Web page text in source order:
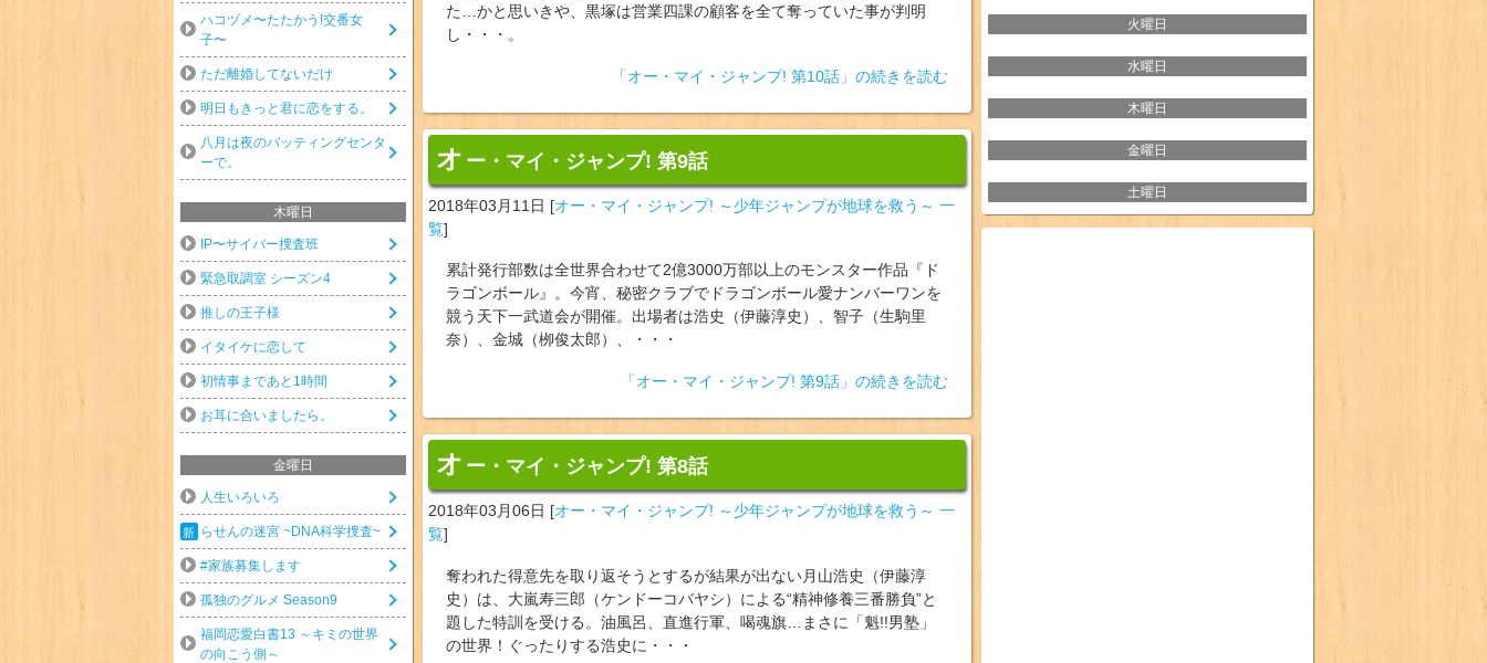
た…かと思いきや、黒塚は営業四課の顧客を全て奪っていた事が判明
し・・・。
「オー・マイ・ジャンプ! 第10話」の続きを読む
オ ー・マイ・ジャンプ! 第9話
2018年03月11日 [オー・マイ・ジャンプ! ～少年ジャンプが地球を救う～ 一
覧]
累計発行部数は全世界合わせて2億3000万部以上のモンスター作品『ド
ラゴンボール』。今宵、秘密クラブでドラゴンボール愛ナンバーワンを
競う天下一武道会が開催。出場者は浩史（伊藤淳史）、智子（生駒里
奈）、金城（‪栁俊太郎）、・・・
「オー・マイ・ジャンプ! 第9話」の続きを読む
オ ー・マイ・ジャンプ! 第8話
2018年03月06日 [オー・マイ・ジャンプ! ～少年ジャンプが地球を救う～ 一
覧]
奪われた得意先を取り返そうとするが結果が出ない月山浩史（伊藤淳
史）は、大嵐寿三郎（ケンドーコバヤシ）による“精神修養三番勝負”と
題した特訓を受ける。油風呂、直進行軍、喝魂旗…まさに「魁!!男塾」
の世界！ぐったりする浩史に・・・
ハコヅメ〜たたかう!交番女
子〜
ただ離婚してないだけ
明日もきっと君に恋をする。
八月は夜のバッティングセンタ
ーで。
木曜日
IP〜サイバー捜査班
緊急取調室 シーズン4
推しの王子様
イタイケに恋して
初情事まであと1時間
お耳に合いましたら。
金曜日
人生いろいろ
らせんの迷宮 ~DNA科学捜査~
#家族募集します
孤独のグルメ Season9
福岡恋愛白書13 ～キミの世界
の向こう側～
火曜日
水曜日
木曜日
金曜日
土曜日